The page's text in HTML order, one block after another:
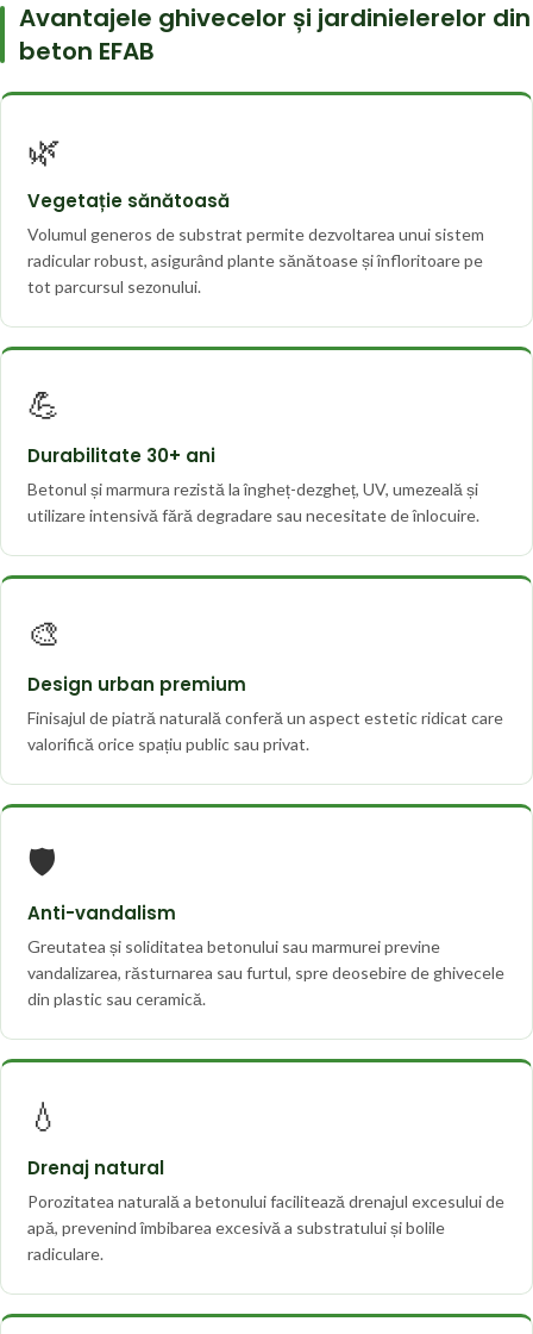
Avantajele ghivecelor și jardinielerelor din
beton EFAB
🌿
Vegetație sănătoasă
Volumul generos de substrat permite dezvoltarea unui sistem
radicular robust, asigurând plante sănătoase și înfloritoare pe
tot parcursul sezonului.
💪
Durabilitate 30+ ani
Betonul și marmura rezistă la îngheț-dezgheț, UV, umezeală și
utilizare intensivă fără degradare sau necesitate de înlocuire.
🎨
Design urban premium
Finisajul de piatră naturală conferă un aspect estetic ridicat care
valorifică orice spațiu public sau privat.
🛡️
Anti-vandalism
Greutatea și soliditatea betonului sau marmurei previne
vandalizarea, răsturnarea sau furtul, spre deosebire de ghivecele
din plastic sau ceramică.
💧
Drenaj natural
Porozitatea naturală a betonului facilitează drenajul excesului de
apă, prevenind îmbibarea excesivă a substratului și bolile
radiculare.